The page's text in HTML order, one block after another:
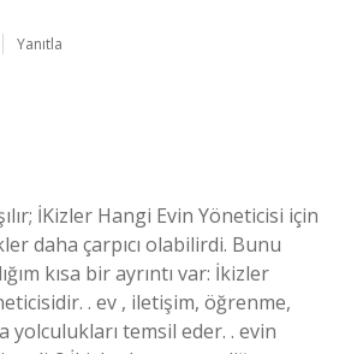
Yanıtla
İKizler Hangi Evin Yöneticisi için
daha çarpıcı olabilirdi. Bunu
kısa bir ayrıntı var: İkizler
. ev , iletişim, öğrenme,
yolculukları temsil eder. . evin